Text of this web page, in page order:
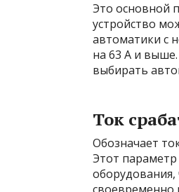
Это основной
устройство
автоматики с
на 63 А и
выбирать
Ток
Обозначает
Этот